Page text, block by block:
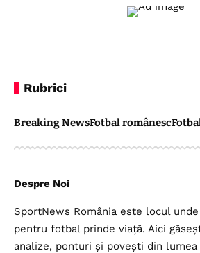
Rubrici
Breaking NewsFotbal românesc
Despre Noi
SportNews România este locul unde
pentru fotbal prinde viață. Aici
analize, ponturi și povești din